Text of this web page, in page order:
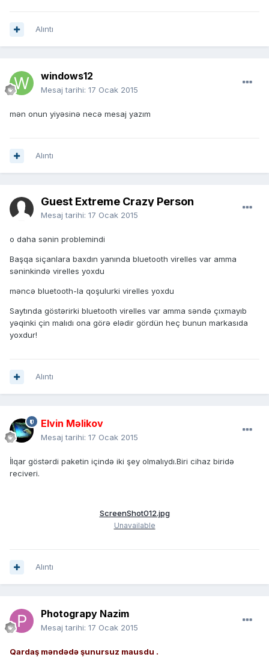
Alıntı
windows12
Mesaj tarihi: 17 Ocak 2015
mən onun yiyəsinə necə mesaj yazım
Alıntı
Guest Extreme Crazy Person
Mesaj tarihi: 17 Ocak 2015
o daha sənin problemindi
Başqa siçanlara baxdın yanında bluetooth virelles var amma
səninkində virelles yoxdu
məncə bluetooth-la qoşulurki virelles yoxdu
Saytında göstərirki bluetooth virelles var amma səndə çıxmayıb
yəqinki çin malıdı ona görə elədir gördün heç bunun markasıda
yoxdur!
Alıntı
Elvin Məlikov
Mesaj tarihi: 17 Ocak 2015
İlqar göstərdi paketin içində iki şey olmalıydı.Biri cihaz biridə
reciveri.
ScreenShot012.jpg
Unavailable
Alıntı
Photograpy Nazim
Mesaj tarihi: 17 Ocak 2015
Qardaş məndədə şunursuz mausdu .